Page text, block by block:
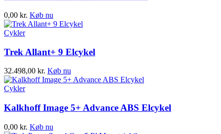
0,00 kr. Køb nu
Cykler
Trek Allant+ 9 Elcykel
32.498,00 kr. Køb nu
Cykler
Kalkhoff Image 5+ Advance ABS Elcykel
0,00 kr. Køb nu